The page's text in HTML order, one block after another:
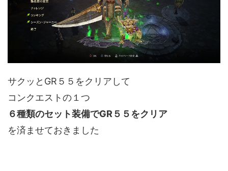
サクッとGR５５をクリアして
コンクエストの１つ
６種類のセット装備でGR５５をクリア
を済ませておきました